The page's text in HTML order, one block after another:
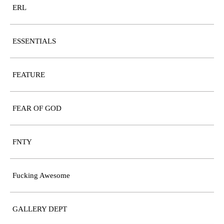
ERL
ESSENTIALS
FEATURE
FEAR OF GOD
FNTY
Fucking Awesome
GALLERY DEPT